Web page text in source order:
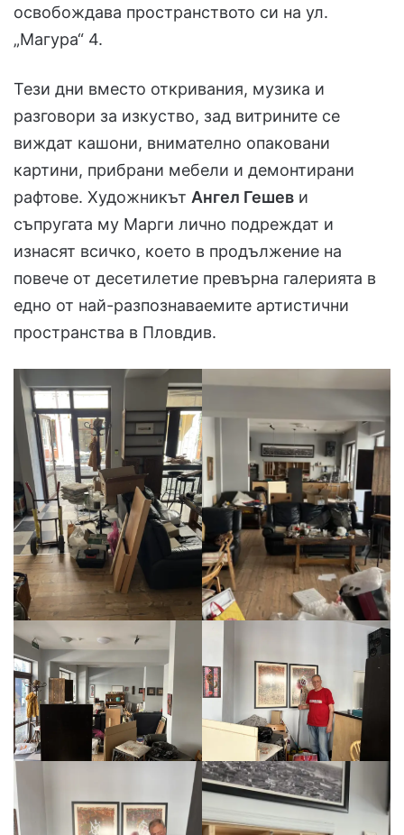
освобождава пространството си на ул.
„Магура“ 4.
Тези дни вместо откривания, музика и
разговори за изкуство, зад витрините се
виждат кашони, внимателно опаковани
картини, прибрани мебели и демонтирани
рафтове. Художникът Ангел Гешев и
съпругата му Марги лично подреждат и
изнасят всичко, което в продължение на
повече от десетилетие превърна галерията в
едно от най-разпознаваемите артистични
пространства в Пловдив.